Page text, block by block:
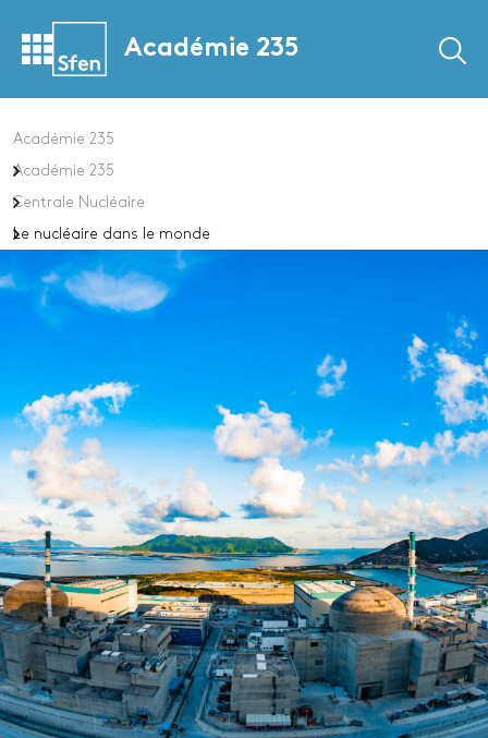
Académie 235
Académie 235
Académie 235
Centrale Nucléaire
Le nucléaire dans le monde